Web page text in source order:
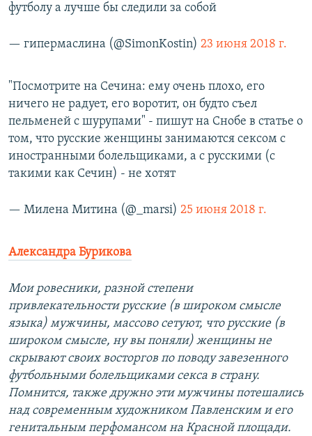
футболу а лучше бы следили за собой
— гипермаслина (@SimonKostin) 23 июня 2018 г.
"Посмотрите на Сечина: ему очень плохо, его
ничего не радует, его воротит, он будто съел
пельменей с шурупами" - пишут на Снобе в статье о
том, что русские женщины занимаются сексом с
иностранными болельщиками, а с русскими (с
такими как Сечин) - не хотят
— Милена Митина (@_marsi) 25 июня 2018 г.
Александра Бурикова
Мои ровесники, разной степени
привлекательности русские (в широком смысле
языка) мужчины, массово сетуют, что русские (в
широком смысле, ну вы поняли) женщины не
скрывают своих восторгов по поводу завезенного
футбольными болельщиками секса в страну.
Помнится, также дружно эти мужчины потешались
над современным художником Павленским и его
генитальным перфомансом на Красной площади.